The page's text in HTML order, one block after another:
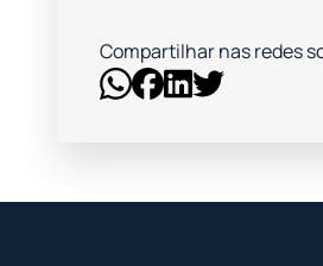
Compartilhar nas redes